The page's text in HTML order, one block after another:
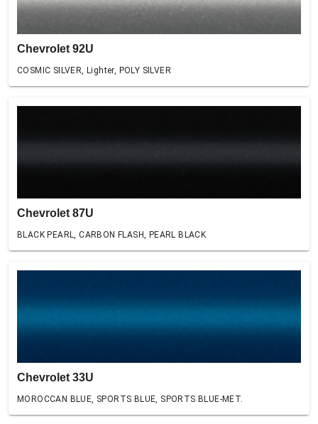
Chevrolet 92U
COSMIC SILVER, Lighter, POLY SILVER
Chevrolet 87U
BLACK PEARL, CARBON FLASH, PEARL BLACK
Chevrolet 33U
MOROCCAN BLUE, SPORTS BLUE, SPORTS BLUE-MET.